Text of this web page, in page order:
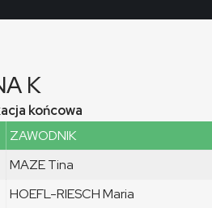
K
końcowa
ZAWODNIK
MAZE Tina
HOEFL-RIESCH Maria